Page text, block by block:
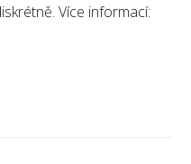
Více informací: